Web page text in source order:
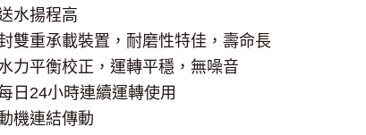
水揚程高
雙重承載裝置，耐磨性特佳，壽命長
力平衡校正，運轉平穩，無噪音
日24小時連續運轉使用
機連結傳動